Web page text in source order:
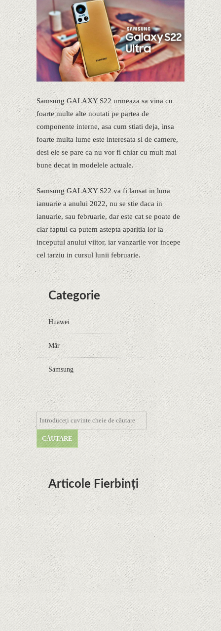
Samsung GALAXY S22 urmeaza sa vina cu
foarte multe alte noutati pe partea de
componente interne, asa cum stiati deja, insa
foarte multa lume este interesata si de camere,
desi ele se pare ca nu vor fi chiar cu mult mai
bune decat in modelele actuale.
Samsung GALAXY S22 va fi lansat in luna
ianuarie a anului 2022, nu se stie daca in
ianuarie, sau februarie, dar este cat se poate de
clar faptul ca putem astepta aparitia lor la
inceputul anului viitor, iar vanzarile vor incepe
cel tarziu in cursul lunii februarie.
Categorie
Huawei
Măr
Samsung
Articole Fierbinți
Dota Anime venind la Netflix în această lună de
la Legenda Korra Studio Mir
Curtea Supremă reglementează în favoarea
Google în Oracle Java Fight
Zvon: aplicațiile Google nu se mai pot instala pe
terminalele Huawei cu procesoare Kirin